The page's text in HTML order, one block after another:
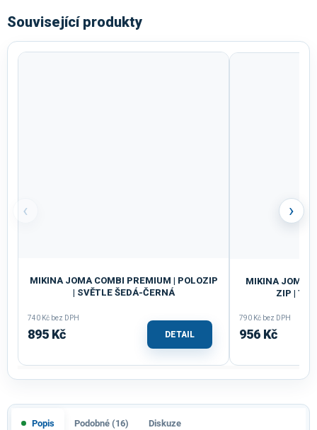
Související produkty
‹
MIKINA JOMA COMBI PREMIUM | POLOZIP
| SVĚTLE ŠEDÁ-ČERNÁ
740 Kč bez DPH
895 Kč DETAIL
MIKINA JOMA
ZIP |
790 Kč bez DPH
956 Kč
›
Popis Podobné (16) Diskuze